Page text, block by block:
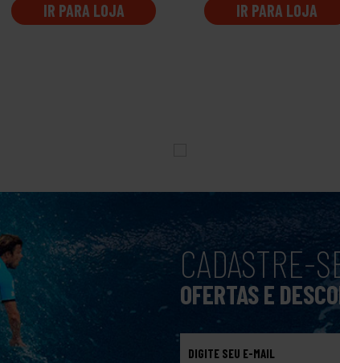
IR PARA LOJA IR PARA LOJA
CADASTRE-
OFERTAS E